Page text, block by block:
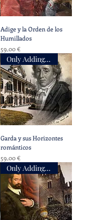
Adige y la Orden de los
Humillados
Precio
59,00 €
Only Adding Accompaniment
Garda y sus Horizontes
románticos
Precio
59,00 €
Only Adding Accompaniment